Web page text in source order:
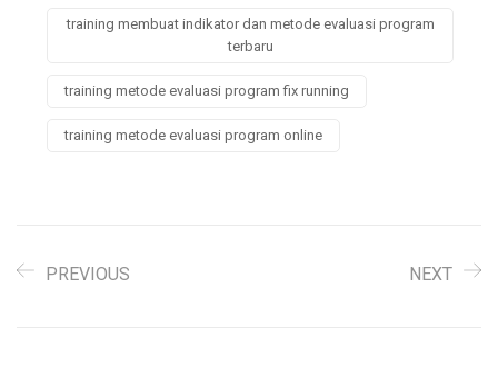
training membuat indikator dan metode evaluasi program
terbaru
training metode evaluasi program fix running
training metode evaluasi program online
PREVIOUS NEXT